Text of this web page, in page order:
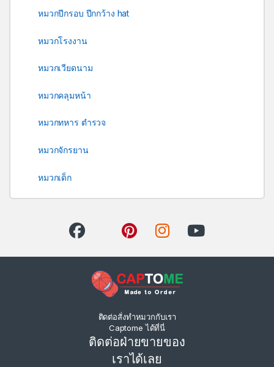
หมวกปีกรอบ ปีกกว้าง hat
หมวกโรงงาน
หมวกเวียดนาม
หมวกคลุมหน้า
หมวกทหาร ตำรวจ
หมวกจักรยาน
หมวกเด็ก
ติดต่อสั่งทำหมวกกับเรา
Captome ได้ที่นี่
ติดต่อฝ่ายขายของ
เราได้เลย